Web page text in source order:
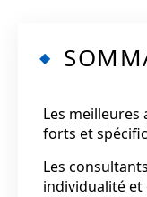
Les meilleures
forts et
Les
individualité et